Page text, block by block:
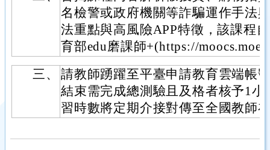
名檢警或政府機關等詐騙運作手法
法重點與高風險APP特徵，該課程
育部edu磨課師+(https://
三、
請教師踴躍至平臺申請教育雲端帳
結束需完成總測驗且及格者核予1
習時數將定期介接對傳至全國教師